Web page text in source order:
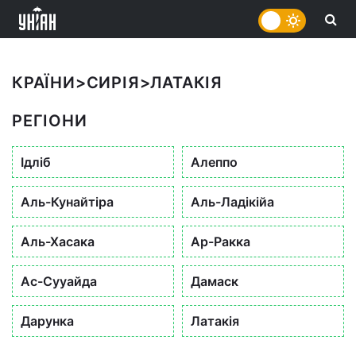
КРАЇНИ>СИРІЯ>ЛАТАКІЯ
РЕГІОНИ
Ідліб Алеппо
Аль-Кунайтіра Аль-Ладікійа
Аль-Хасака Ар-Ракка
Ас-Сууайда Дамаск
Дарунка Латакія